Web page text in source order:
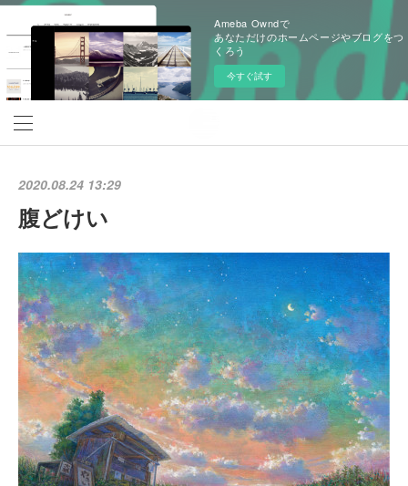
Ameba Owndで
あなただけのホームページやブログをつ
くろう
今すぐ試す
2020.08.24 13:29
腹どけい